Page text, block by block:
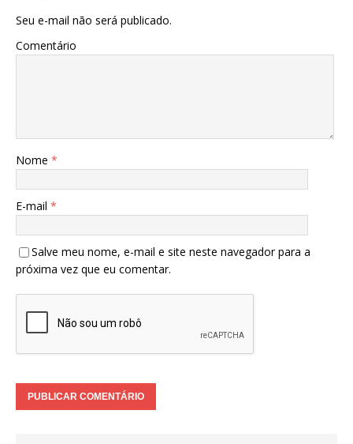
Seu e-mail não será publicado.
Comentário
Nome *
E-mail *
Salve meu nome, e-mail e site neste navegador para a
próxima vez que eu comentar.